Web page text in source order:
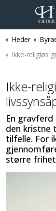
Heder
Ikke-religiøs gravferd? Slik fungerer en livssynsåpen
Ikke-
En
den kristne
tilfelle. For
større